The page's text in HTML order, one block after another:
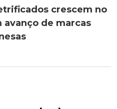
crescem no
avanço de marcas